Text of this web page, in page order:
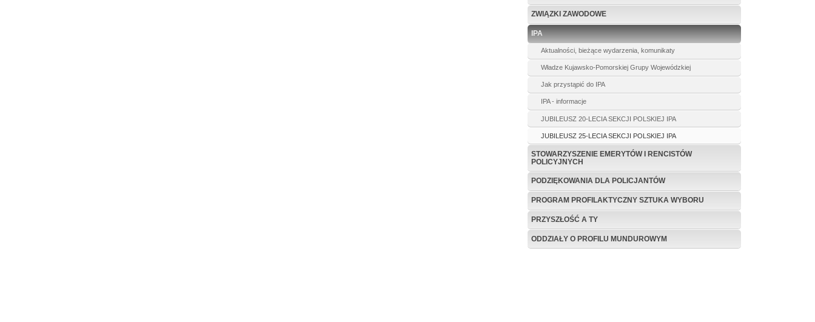
ZWIĄZKI ZAWODOWE
IPA
Aktualności, bieżące wydarzenia, komunikaty
Władze Kujawsko-Pomorskiej Grupy Wojewódzkiej
Jak przystąpić do IPA
IPA - informacje
JUBILEUSZ 20-LECIA SEKCJI POLSKIEJ IPA
JUBILEUSZ 25-LECIA SEKCJI POLSKIEJ IPA
STOWARZYSZENIE EMERYTÓW I RENCISTÓW
POLICYJNYCH
PODZIĘKOWANIA DLA POLICJANTÓW
PROGRAM PROFILAKTYCZNY SZTUKA WYBORU
PRZYSZŁOŚĆ A TY
ODDZIAŁY O PROFILU MUNDUROWYM